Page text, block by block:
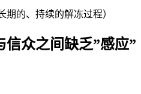
期的、持续的解冻过程）
众之间缺乏”感应”